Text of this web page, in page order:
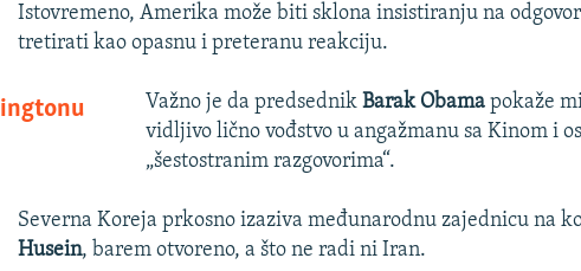
Istovremeno, Amerika može biti sklona insistiranju na
tretirati kao opasnu i preteranu reakciju.
Važno je da predsednik Barak Obama pokaže
vidljivo lično vođstvo u angažmanu sa Kinom i
„šestostranim razgovorima“.
Severna Koreja prkosno izaziva međunarodnu zajednicu na
Husein, barem otvoreno, a što ne radi ni Iran.